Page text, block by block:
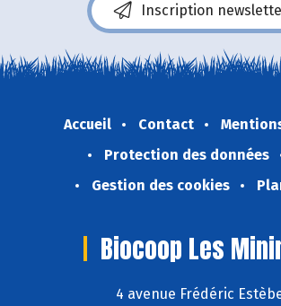
Inscription
Accueil Contact
Protection des données
Gestion des cookies
Biocoop Les
4 avenue Frédéric